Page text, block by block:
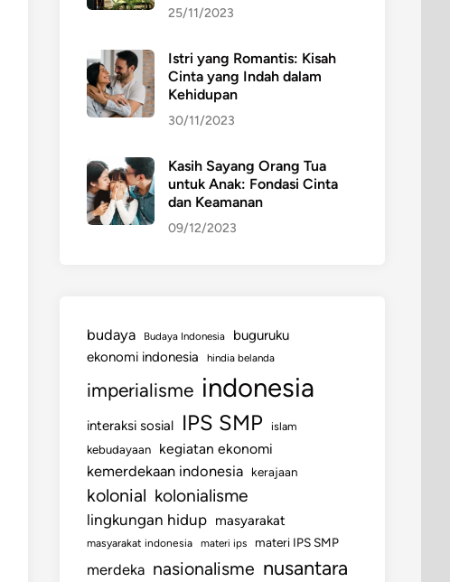
25/11/2023
Istri yang Romantis: Kisah
Cinta yang Indah dalam
Kehidupan
30/11/2023
Kasih Sayang Orang Tua
untuk Anak: Fondasi Cinta
dan Keamanan
09/12/2023
budaya Budaya Indonesia
buguruku
ekonomi indonesia
hindia belanda
imperialisme indonesia
interaksi sosial IPS SMP
islam
kebudayaan
kegiatan ekonomi
kemerdekaan indonesia kerajaan
kolonial kolonialisme
lingkungan hidup masyarakat
masyarakat indonesia materi ips materi IPS SMP
merdeka nasionalisme nusantara